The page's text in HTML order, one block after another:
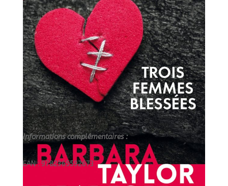
Informations complémentaires :
EAN : 9782365592673